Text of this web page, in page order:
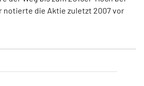
notierte die Aktie zuletzt 2007 vor